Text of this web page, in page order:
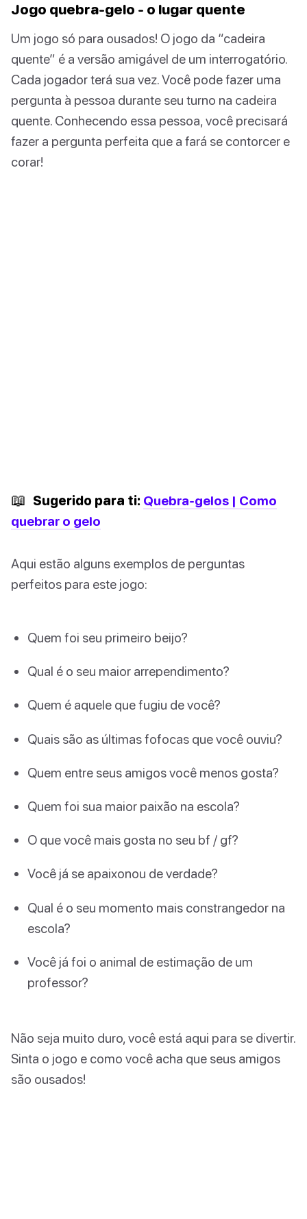
Jogo quebra-gelo - o lugar quente
Um jogo só para ousados! O jogo da “cadeira
quente” é a versão amigável de um interrogatório.
Cada jogador terá sua vez. Você pode fazer uma
pergunta à pessoa durante seu turno na cadeira
quente. Conhecendo essa pessoa, você precisará
fazer a pergunta perfeita que a fará se contorcer e
corar!
📖 Sugerido para ti: Quebra-gelos | Como
quebrar o gelo
Aqui estão alguns exemplos de perguntas
perfeitos para este jogo:
Quem foi seu primeiro beijo?
Qual é o seu maior arrependimento?
Quem é aquele que fugiu de você?
Quais são as últimas fofocas que você ouviu?
Quem entre seus amigos você menos gosta?
Quem foi sua maior paixão na escola?
O que você mais gosta no seu bf / gf?
Você já se apaixonou de verdade?
Qual é o seu momento mais constrangedor na
escola?
Você já foi o animal de estimação de um
professor?
Não seja muito duro, você está aqui para se divertir.
Sinta o jogo e como você acha que seus amigos
são ousados!